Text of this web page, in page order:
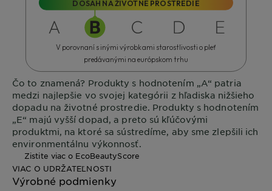
DOSAH NA ŽIVOTNÉ PROSTREDIE
V porovnaní s inými výrobkami starostlivosti o pleť
predávanými na európskom trhu
Čo to znamená? Produkty s hodnotením „A“ patria
medzi najlepšie vo svojej kategórii z hľadiska nižšieho
dopadu na životné prostredie. Produkty s hodnotením
„E“ majú vyšší dopad, a preto sú kľúčovými
produktmi, na ktoré sa sústredíme, aby sme zlepšili ich
environmentálnu výkonnosť.
Zistite viac o EcoBeautyScore
VIAC O UDRŽATEĽNOSTI
Výrobné podmienky